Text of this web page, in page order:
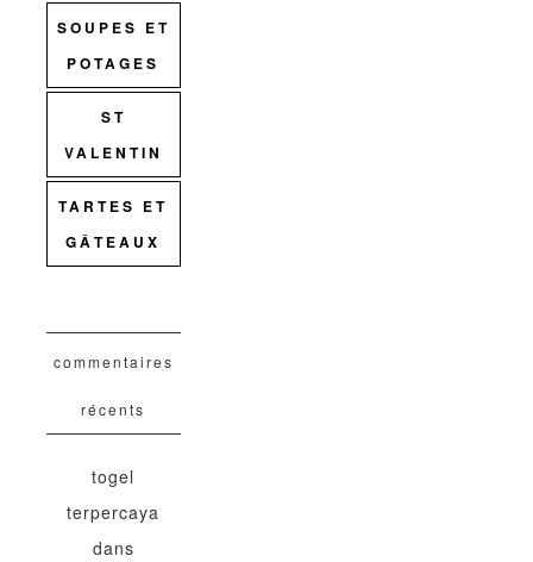
SOUPES ET
POTAGES
ST
VALENTIN
TARTES ET
GÂTEAUX
commentaires
récents
togel
terpercaya
dans